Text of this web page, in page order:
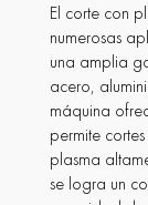
El corte con
numerosas
una amplia
acero,
máquina
permite
plasma
se logra un